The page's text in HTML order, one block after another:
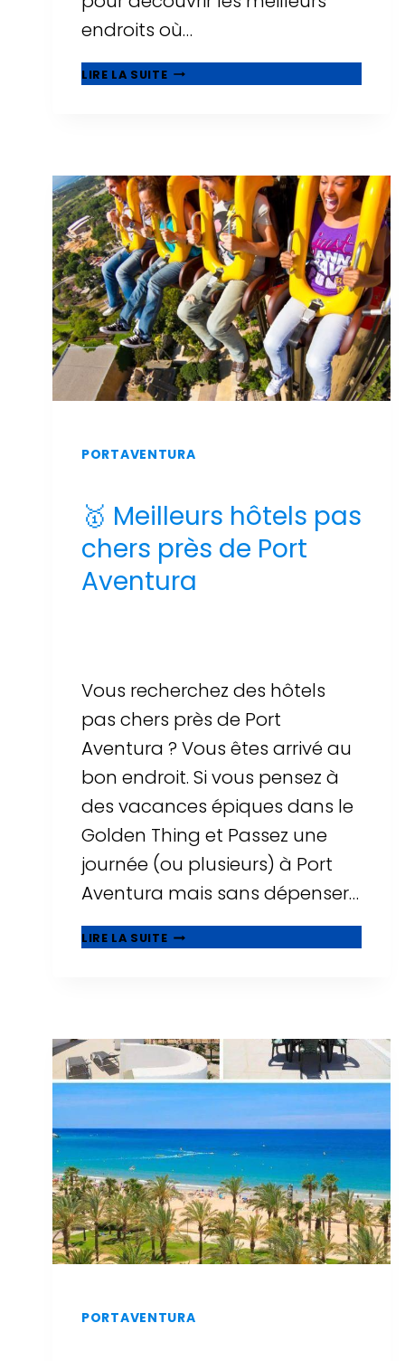
endroits où…
LIRE LA SUITE21
MEILLEURS
ADAPTÉS
AUX
BÉBÉS
ET
AUX
TOUT-
PETITS
PORTAVENTURA
🥇 Meilleurs hôtels pas
chers près de Port
Aventura
Vous recherchez des hôtels
pas chers près de Port
Aventura ? Vous êtes arrivé au
bon endroit. Si vous pensez à
des vacances épiques dans le
Golden Thing et Passez une
journée (ou plusieurs) à Port
Aventura mais sans dépenser…
LIRE LA SUITE🥇
MEILLEURS
DE
PORT
AVENTURA
PORTAVENTURA